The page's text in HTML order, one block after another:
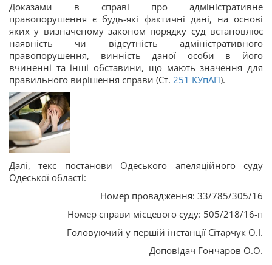
Доказами в справі про адміністративне
правопорушення є будь-які фактичні дані, на основі
яких у визначеному законом порядку суд встановлює
наявність чи відсутність адміністративного
правопорушення, винність даної особи в його
вчиненні та інші обставини, що мають значення для
правильного вирішення справи (Ст. 251 КУпАП).
Далі, текс постанови Одеського апеляційного суду
Одеської області:
Номер провадження: 33/785/305/16
Номер справи місцевого суду: 505/218/16-п
Головуючий у першій інстанції Сітарчук О.І.
Доповідач Гончаров О.О.